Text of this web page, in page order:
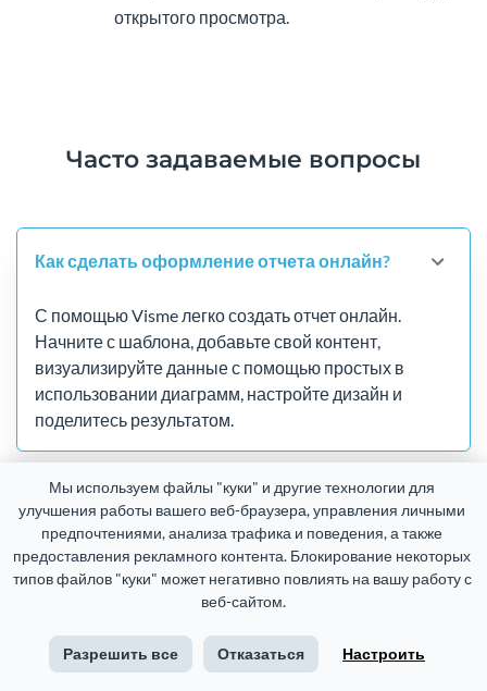
Мы используем файлы "куки" и другие технологии для
улучшения работы вашего веб-браузера, управления личными
предпочтениями, анализа трафика и поведения, а также
предоставления рекламного контента. Блокирование некоторых
типов файлов "куки" может негативно повлиять на вашу работу с
веб-сайтом.
Разрешить все Отказаться Настроить
открытого просмотра.
Часто задаваемые вопросы
Как сделать оформление отчета онлайн?
С помощью Visme легко создать отчет онлайн.
Начните с шаблона, добавьте свой контент,
визуализируйте данные с помощью простых в
использовании диаграмм, настройте дизайн и
поделитесь результатом.
Могу ли я вернуться и отредактировать
свой отчет онлайн?
Могу ли я добавить свой фирменный
стиль в конструктор отчетов?